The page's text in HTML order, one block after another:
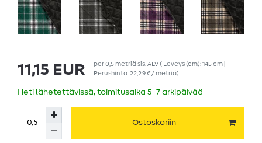
11,15 EUR per0,5 metriäsis. ALV( Leveys (cm): 145 cm |
Perushinta 22,29 € / metriä)
Heti lähetettävissä, toimitusaika 5–7 arkipäivää
Ostoskoriin